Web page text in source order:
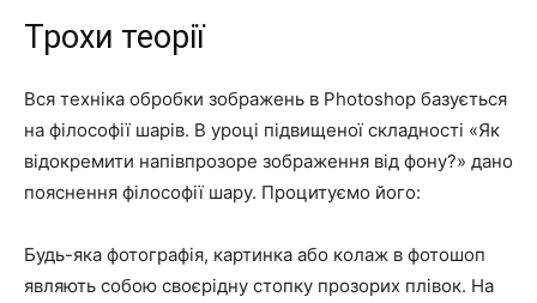
Трохи теорії
Вся техніка обробки зображень в Photoshop базується
на філософії шарів. В уроці підвищеної складності «Як
відокремити напівпрозоре зображення від фону?» дано
пояснення філософії шару. Процитуємо його:
Будь-яка фотографія, картинка або колаж в фотошоп
являють собою своєрідну стопку прозорих плівок. На